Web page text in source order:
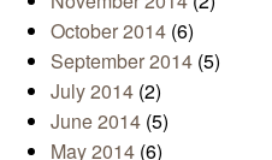
October 2014 (6)
September 2014 (5)
July 2014 (2)
June 2014 (5)
May 2014 (6)